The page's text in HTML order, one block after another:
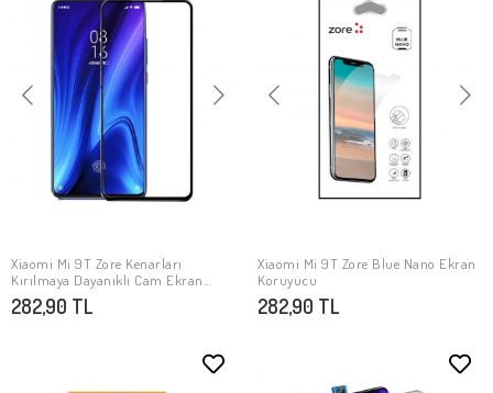
SEPETE EKLE
Xiaomi Mi 9T Zore Kenarları
Kırılmaya Dayanıklı Cam Ekran
Koruyucu
282,90 TL
SEPETE EKLE
Xiaomi Mi 9T Zore Blue Nano Ekran
Koruyucu
282,90 TL